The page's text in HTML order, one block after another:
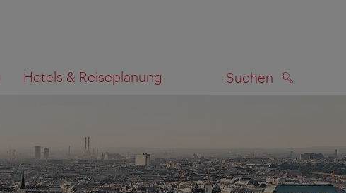
Hotels & Reiseplanung Suchen